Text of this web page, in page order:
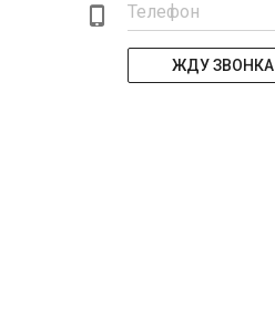
Телефон
ЖДУ ЗВОНКА